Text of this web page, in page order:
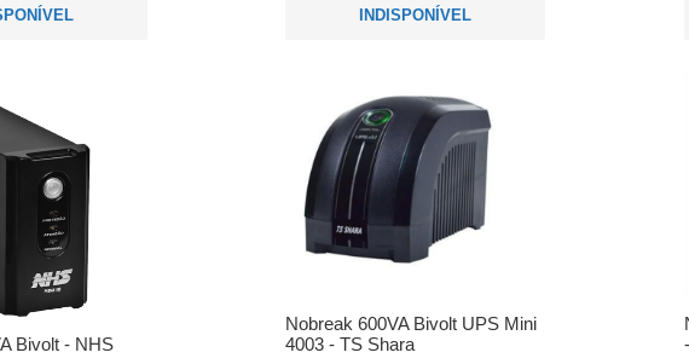
INDISPONÍVEL
Bivolt - NHS
Nobreak 600VA Bivolt UPS Mini
4003 - TS Shara